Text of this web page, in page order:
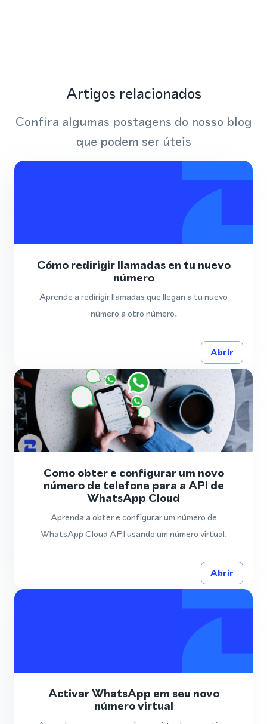
Artigos relacionados
Confira algumas postagens do nosso blog
que podem ser úteis
Cómo redirigir llamadas en tu nuevo
número
Aprende a redirigir llamadas que llegan a tu nuevo
número a otro número.
Abrir
Como obter e configurar um novo
número de telefone para a API de
WhatsApp Cloud
Aprenda a obter e configurar um número de
WhatsApp Cloud API usando um número virtual.
Abrir
Activar WhatsApp em seu novo
número virtual